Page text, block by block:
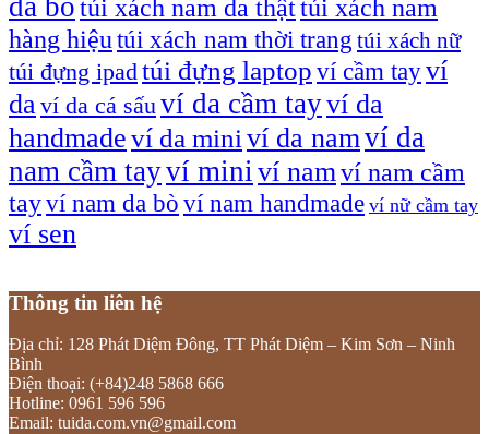
túi xách nam da thậttúi xách nam
hàng hiệu túi xách nam thời trang túi xách nữ
túi đựng ipadtúi đựng laptop ví cầm tayví
daví da cá sấu ví da cầm tayví da
handmadeví da mini ví da namví da
nam cầm tayví mini ví namví nam cầm
tayví nam da bò ví nam handmade ví nữ cầm tay
ví sen
Thông tin liên hệ
Địa chỉ: 128 Phát Diệm Đông, TT Phát Diệm – Kim Sơn – Ninh
Bình
Điện thoại: (+84)248 5868 666
Hotline: 0961 596 596
Email: tuida.com.vn@gmail.com